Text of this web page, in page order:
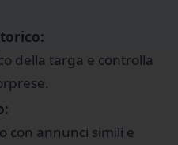
della targa e controlla
con annunci simili e